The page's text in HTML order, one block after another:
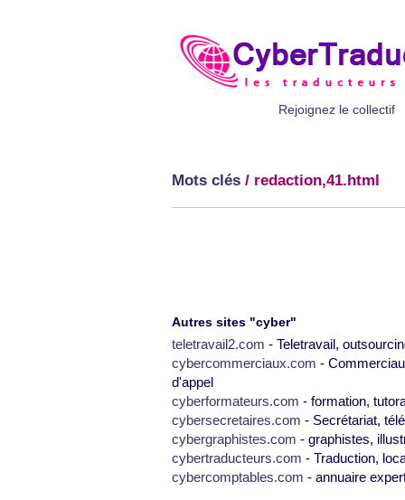
Rejoignez le collectif
Mots clés / redaction,41.html
Autres sites "cyber"
teletravail2.com - Teletravail,
cybercommerciaux.com -
d'appel
cyberformateurs.com - formation,
cybersecretaires.com - Secrétariat,
cybergraphistes.com - graphistes,
cybertraducteurs.com - Traduction,
cybercomptables.com - annuaire